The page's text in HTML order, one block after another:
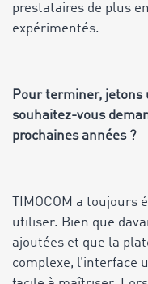
prestataires de plus
expérimentés.
Pour terminer, jetons
souhaitez-vous
prochaines années ?
TIMOCOM a
utiliser. Bien que
ajoutées et que la
complexe, l’interface